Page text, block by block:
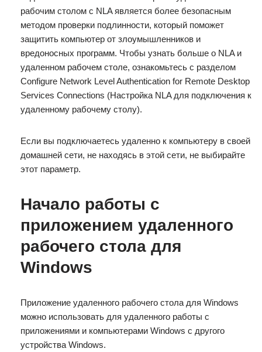
рабочим столом с NLA является более безопасным
методом проверки подлинности, который поможет
защитить компьютер от злоумышленников и
вредоносных программ. Чтобы узнать больше о NLA и
удаленном рабочем столе, ознакомьтесь с разделом
Configure Network Level Authentication for Remote Desktop
Services Connections (Настройка NLA для подключения к
удаленному рабочему столу).
Если вы подключаетесь удаленно к компьютеру в своей
домашней сети, не находясь в этой сети, не выбирайте
этот параметр.
Начало работы с
приложением удаленного
рабочего стола для
Windows
Приложение удаленного рабочего стола для Windows
можно использовать для удаленного работы с
приложениями и компьютерами Windows с другого
устройства Windows.